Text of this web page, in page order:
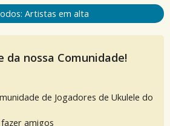
Artistas em alta
da nossa Comunidade!
de Jogadores de Ukulele do
amigos